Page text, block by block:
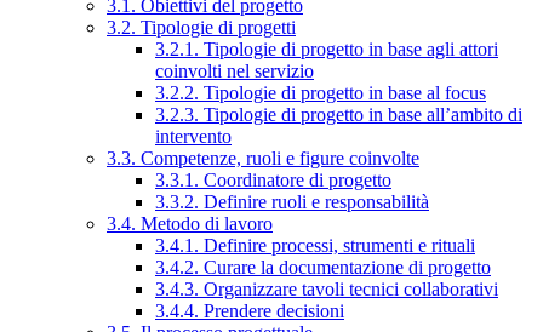
3.1. Obiettivi del progetto
3.2. Tipologie di progetti
3.2.1. Tipologie di progetto in base agli attori
coinvolti nel servizio
3.2.2. Tipologie di progetto in base al focus
3.2.3. Tipologie di progetto in base all’ambito di
intervento
3.3. Competenze, ruoli e figure coinvolte
3.3.1. Coordinatore di progetto
3.3.2. Definire ruoli e responsabilità
3.4. Metodo di lavoro
3.4.1. Definire processi, strumenti e rituali
3.4.2. Curare la documentazione di progetto
3.4.3. Organizzare tavoli tecnici collaborativi
3.4.4. Prendere decisioni